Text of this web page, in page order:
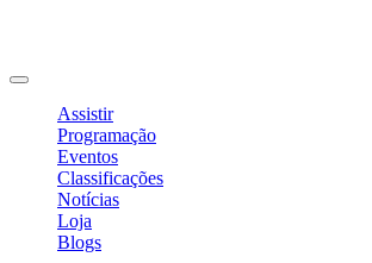
Assistir
Programação
Eventos
Classificações
Notícias
Loja
Blogs